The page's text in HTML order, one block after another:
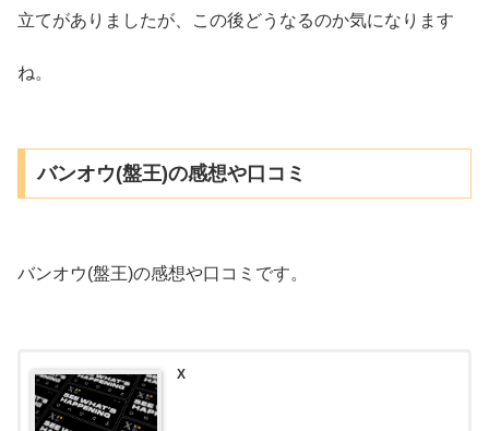
立てがありましたが、この後どうなるのか気になります
ね。
バンオウ(盤王)の感想や口コミ
バンオウ(盤王)の感想や口コミです。
X